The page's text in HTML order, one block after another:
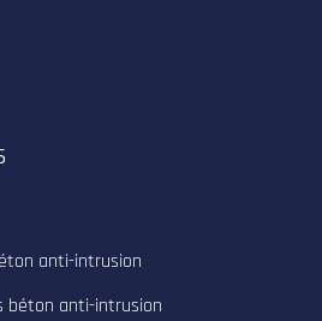
anti-intrusion
béton anti-intrusion